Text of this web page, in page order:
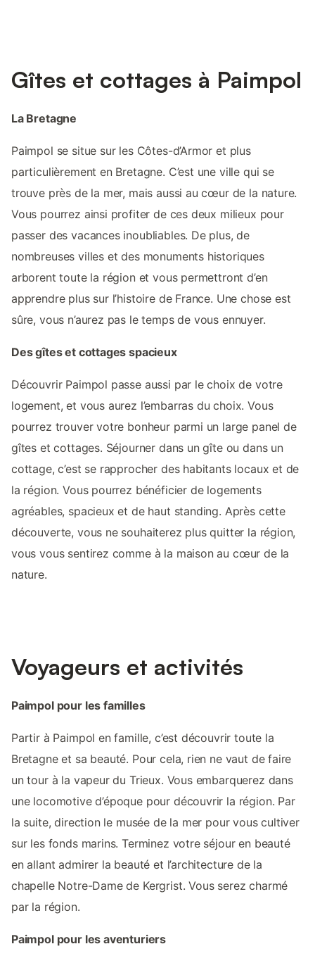
Gîtes et cottages à Paimpol
La Bretagne
Paimpol se situe sur les Côtes-d’Armor et plus
particulièrement en Bretagne. C’est une ville qui se
trouve près de la mer, mais aussi au cœur de la nature.
Vous pourrez ainsi profiter de ces deux milieux pour
passer des vacances inoubliables. De plus, de
nombreuses villes et des monuments historiques
arborent toute la région et vous permettront d’en
apprendre plus sur l’histoire de France. Une chose est
sûre, vous n’aurez pas le temps de vous ennuyer.
Des gîtes et cottages spacieux
Découvrir Paimpol passe aussi par le choix de votre
logement, et vous aurez l’embarras du choix. Vous
pourrez trouver votre bonheur parmi un large panel de
gîtes et cottages. Séjourner dans un gîte ou dans un
cottage, c’est se rapprocher des habitants locaux et de
la région. Vous pourrez bénéficier de logements
agréables, spacieux et de haut standing. Après cette
découverte, vous ne souhaiterez plus quitter la région,
vous vous sentirez comme à la maison au cœur de la
nature.
Voyageurs et activités
Paimpol pour les familles
Partir à Paimpol en famille, c’est découvrir toute la
Bretagne et sa beauté. Pour cela, rien ne vaut de faire
un tour à la vapeur du Trieux. Vous embarquerez dans
une locomotive d’époque pour découvrir la région. Par
la suite, direction le musée de la mer pour vous cultiver
sur les fonds marins. Terminez votre séjour en beauté
en allant admirer la beauté et l’architecture de la
chapelle Notre-Dame de Kergrist. Vous serez charmé
par la région.
Paimpol pour les aventuriers